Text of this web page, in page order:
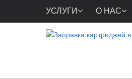
УСЛУГИ О НАС